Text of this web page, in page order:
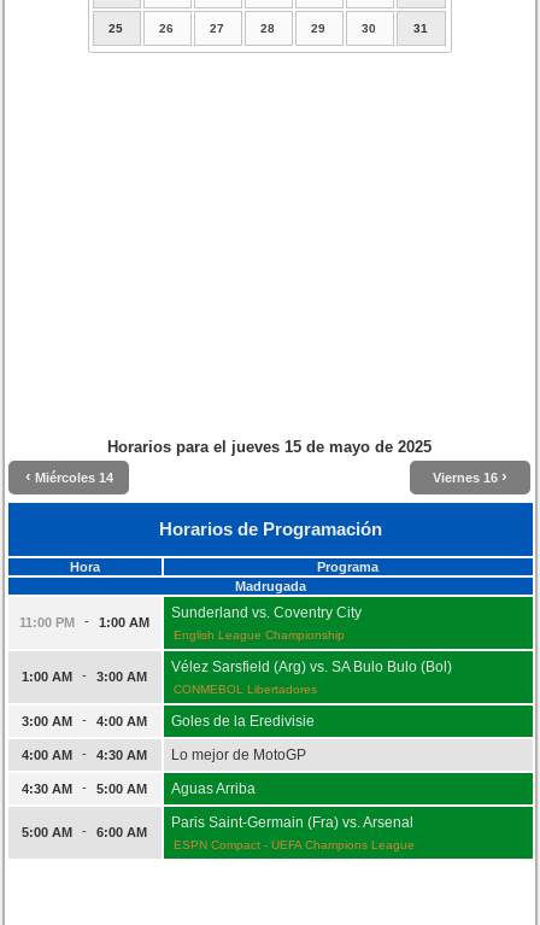
25 26 27 28 29 30 31
Horarios para el jueves 15 de mayo de 2025
‹ Miércoles 14 Viernes 16 ›
Horarios de Programación
Hora
Programa
Madrugada
11:00 PM - 1:00 AM
Sunderland vs. Coventry City
English League Championship
1:00 AM - 3:00 AM
Vélez Sarsfield (Arg) vs. SA Bulo Bulo (Bol)
CONMEBOL Libertadores
3:00 AM - 4:00 AM Goles de la Eredivisie
4:00 AM - 4:30 AM Lo mejor de MotoGP
4:30 AM - 5:00 AM Aguas Arriba
5:00 AM - 6:00 AM
Paris Saint-Germain (Fra) vs. Arsenal
ESPN Compact - UEFA Champions League